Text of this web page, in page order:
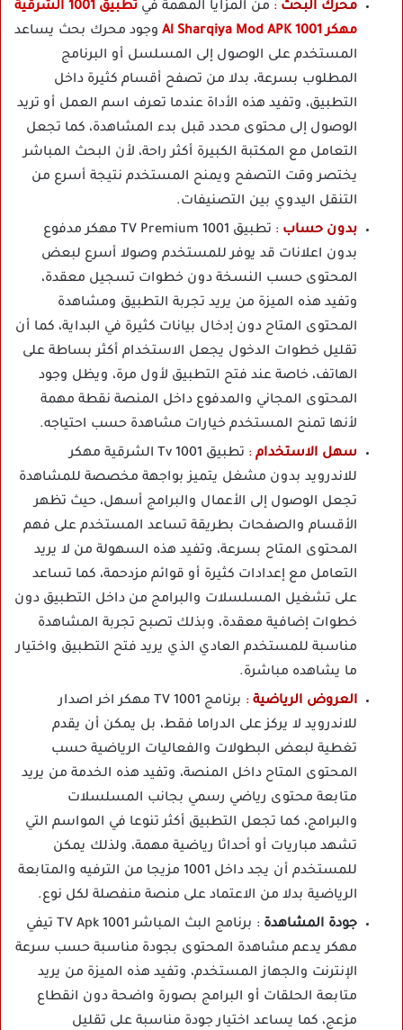
محرك البحث : من المزايا المهمة في
تطبيق 1001 الشرقية
مهكر 1001 Al Sharqiya Mod APK
وجود محرك بحث يساعد
المستخدم على الوصول إلى المسلسل أو البرنامج
المطلوب بسرعة، بدلا من تصفح أقسام كثيرة داخل
التطبيق، وتفيد هذه الأداة عندما تعرف اسم العمل أو تريد
الوصول إلى محتوى محدد قبل بدء المشاهدة، كما تجعل
التعامل مع المكتبة الكبيرة أكثر راحة، لأن البحث المباشر
يختصر وقت التصفح ويمنح المستخدم نتيجة أسرع من
التنقل اليدوي بين التصنيفات.
بدون حساب :
تطبيق 1001 TV Premium مهكر مدفوع
بدون اعلانات قد يوفر للمستخدم وصولا أسرع لبعض
المحتوى حسب النسخة دون خطوات تسجيل معقدة،
وتفيد هذه الميزة من يريد تجربة التطبيق ومشاهدة
المحتوى المتاح دون إدخال بيانات كثيرة في البداية، كما أن
تقليل خطوات الدخول يجعل الاستخدام أكثر بساطة على
الهاتف، خاصة عند فتح التطبيق لأول مرة، ويظل وجود
المحتوى المجاني والمدفوع داخل المنصة نقطة مهمة
لأنها تمنح المستخدم خيارات مشاهدة حسب احتياجه.
سهل الاستخدام :
تطبيق 1001 Tv الشرقية مهكر
للاندرويد بدون مشغل يتميز بواجهة مخصصة للمشاهدة
تجعل الوصول إلى الأعمال والبرامج أسهل، حيث تظهر
الأقسام والصفحات بطريقة تساعد المستخدم على فهم
المحتوى المتاح بسرعة، وتفيد هذه السهولة من لا يريد
التعامل مع إعدادات كثيرة أو قوائم مزدحمة، كما تساعد
على تشغيل المسلسلات والبرامج من داخل التطبيق دون
خطوات إضافية معقدة، وبذلك تصبح تجربة المشاهدة
مناسبة للمستخدم العادي الذي يريد فتح التطبيق واختيار
ما يشاهده مباشرة.
العروض الرياضية :
برنامج 1001 TV مهكر اخر اصدار
للاندرويد لا يركز على الدراما فقط، بل يمكن أن يقدم
تغطية لبعض البطولات والفعاليات الرياضية حسب
المحتوى المتاح داخل المنصة، وتفيد هذه الخدمة من يريد
متابعة محتوى رياضي رسمي بجانب المسلسلات
والبرامج، كما تجعل التطبيق أكثر تنوعا في المواسم التي
تشهد مباريات أو أحداثا رياضية مهمة، ولذلك يمكن
للمستخدم أن يجد داخل 1001 مزيجا من الترفيه والمتابعة
الرياضية بدلا من الاعتماد على منصة منفصلة لكل نوع.
جودة المشاهدة
: برنامج البث المباشر TV Apk 1001 تيفي
مهكر يدعم مشاهدة المحتوى بجودة مناسبة حسب سرعة
الإنترنت والجهاز المستخدم، وتفيد هذه الميزة من يريد
متابعة الحلقات أو البرامج بصورة واضحة دون انقطاع
مزعج، كما يساعد اختيار جودة مناسبة على تقليل